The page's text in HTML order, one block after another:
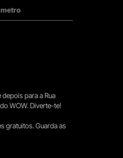
metro
para a Rua
WOW. Diverte-te!
gratuitos. Guarda as